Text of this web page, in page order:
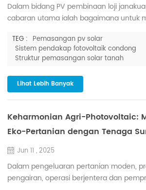
Dalam bidang PV pembinaan loji
cabaran utama ialah bagaimana untuk
pelaburan. Yang bijak t sistem pendakap
dibangunkan oleh besar Tenaga
terobosan melalui reka bentuk struktur
pengoptimuman kejuruteraan. Pendakap
biasanya dibuat...
TEG : Pemasangan pv solar
Sistem pendakap fotovoltaik condong
Struktur pemasangan solar tanah
Lihat Lebih Banyak
Keharmonian Agri-Photovoltaic:
Eko-Pertanian dengan Tenaga
Jun 11 , 2025
Dalam pengeluaran pertanian moden,
pengairan, operasi berjentera dan